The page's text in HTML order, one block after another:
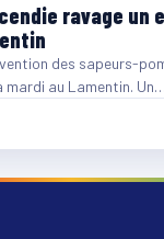
ravage un
des sapeurs-
mardi au Lamentin. Un…